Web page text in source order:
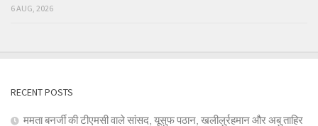
6 AUG, 2026
RECENT POSTS
ममता बनर्जी की टीएमसी वाले सांसद, यूसुफ पठान, खलीलुर्रहमान और अबु ताहिर